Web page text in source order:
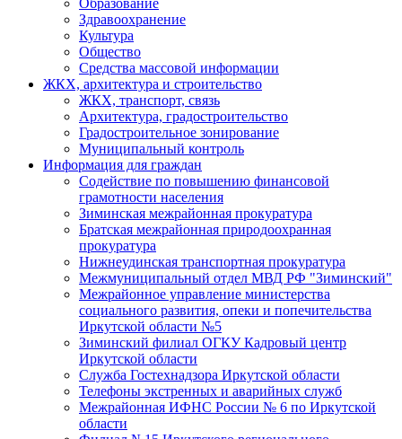
Образование
Здравоохранение
Культура
Общество
Средства массовой информации
ЖКХ, архитектура и строительство
ЖКХ, транспорт, связь
Архитектура, градостроительство
Градостроительное зонирование
Муниципальный контроль
Информация для граждан
Содействие по повышению финансовой
грамотности населения
Зиминская межрайонная прокуратура
Братская межрайонная природоохранная
прокуратура
Нижнеудинская транспортная прокуратура
Межмуниципальный отдел МВД РФ "Зиминский"
Межрайонное управление министерства
социального развития, опеки и попечительства
Иркутской области №5
Зиминский филиал ОГКУ Кадровый центр
Иркутской области
Служба Гостехнадзора Иркутской области
Телефоны экстренных и аварийных служб
Межрайонная ИФНС России № 6 по Иркутской
области